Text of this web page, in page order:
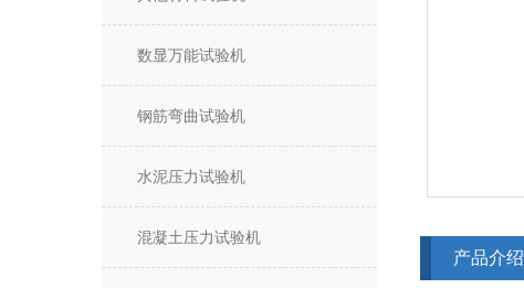
数显万能试验机
钢筋弯曲试验机
水泥压力试验机
混凝土压力试验机
产品介绍